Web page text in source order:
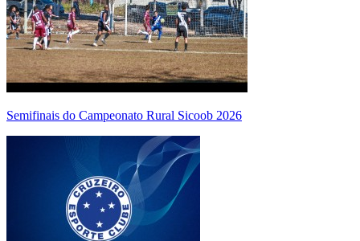
Semifinais do Campeonato Rural Sicoob 2026